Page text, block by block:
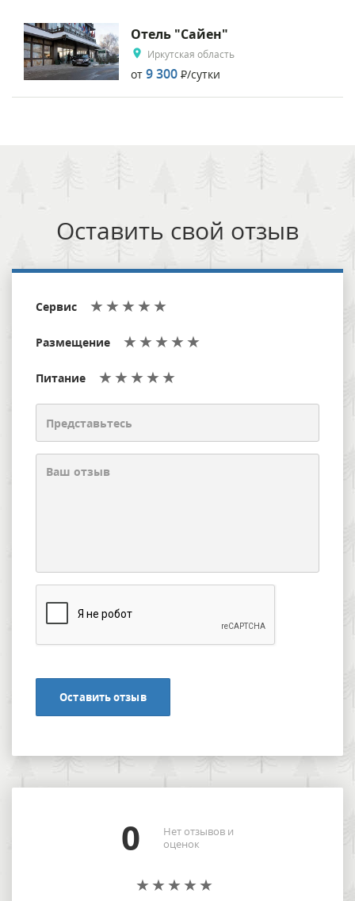
Отель "Сайен"
Иркутская область
от 9 300 Р/сутки
Оставить свой отзыв
Сервис
Размещение
Питание
Оставить отзыв
0
Нет отзывов и
оценок